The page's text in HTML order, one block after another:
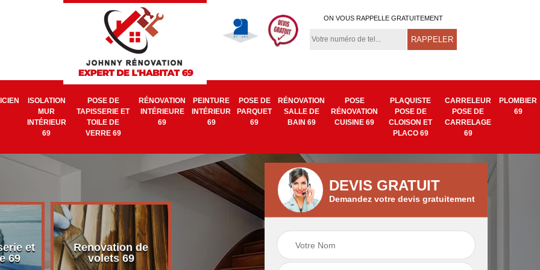
ON VOUS RAPPELLE GRATUITEMENT
ISOLATION
MUR
INTÉRIEUR
69
POSE DE
TAPISSERIE ET
TOILE DE
VERRE 69
RÉNOVATION
INTÉRIEURE
69
PEINTURE
INTÉRIEUR
69
POSE DE
PARQUET
69
RÉNOVATION
SALLE DE
BAIN 69
POSE
RÉNOVATION
CUISINE 69
PLAQUISTE
POSE DE
CLOISON ET
PLACO 69
CARRELEUR
POSE DE
CARRELAGE
69
PLOMBIER
69
et
69
Renovation de
volets 69
Electricien 69
Isolation mur
intérieur 69
Pose de tapisserie
et toile de verre 69
DEVIS GRATUIT
Demandez votre devis gratuitement